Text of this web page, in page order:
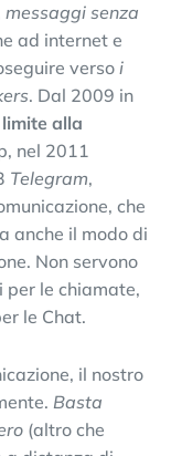
messaggi senza
ad internet e
verso i
. Dal 2009 in
limite alla
nel 2011
Telegram,
che
anche il modo di
Non servono
per le chiamate,
le Chat.
il nostro
Basta
(altro che